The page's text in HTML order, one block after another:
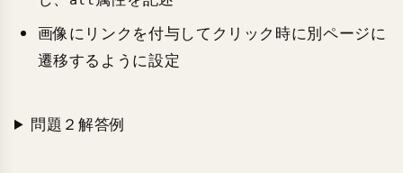
画像にリンクを付与してクリック時に別ページに
遷移するように設定
問題２解答例